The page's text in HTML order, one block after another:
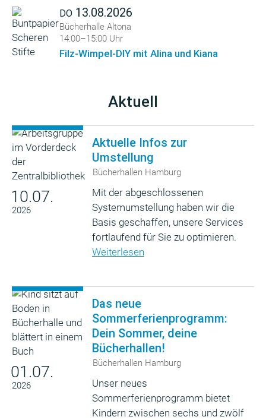
DO 13.08.2026
Bücherhalle Altona
14:00–15:00 Uhr
Filz-Wimpel-DIY mit Alina und Kiana
Aktuell
10.07.
2026
Aktuelle Infos zur
Umstellung
Bücherhallen Hamburg
Mit der abgeschlossenen
Systemumstellung haben wir die
Basis geschaffen, unsere Services
fortlaufend für Sie zu optimieren.
Weiterlesen
01.07.
2026
Das neue
Sommerferienprogramm:
Dein Sommer, deine
Bücherhallen!
Bücherhallen Hamburg
Unser neues
Sommerferienprogramm bietet
Kindern zwischen sechs und zwölf